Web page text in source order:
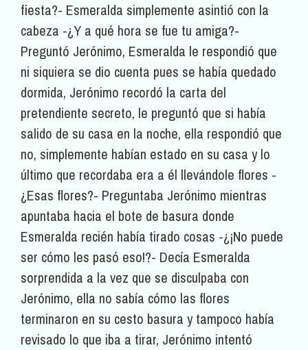
fiesta?- Esmeralda simplemente asintió con la
cabeza -¿Y a qué hora se fue tu amiga?-
Preguntó Jerónimo, Esmeralda le respondió que
ni siquiera se dio cuenta pues se había quedado
dormida, Jerónimo recordó la carta del
pretendiente secreto, le preguntó que si había
salido de su casa en la noche, ella respondió que
no, simplemente habían estado en su casa y lo
último que recordaba era a él llevándole flores -
¿Esas flores?- Preguntaba Jerónimo mientras
apuntaba hacia el bote de basura donde
Esmeralda recién había tirado cosas -¿¡No puede
ser cómo les pasó eso!?- Decía Esmeralda
sorprendida a la vez que se disculpaba con
Jerónimo, ella no sabía cómo las flores
terminaron en su cesto basura y tampoco había
revisado lo que iba a tirar, Jerónimo intentó